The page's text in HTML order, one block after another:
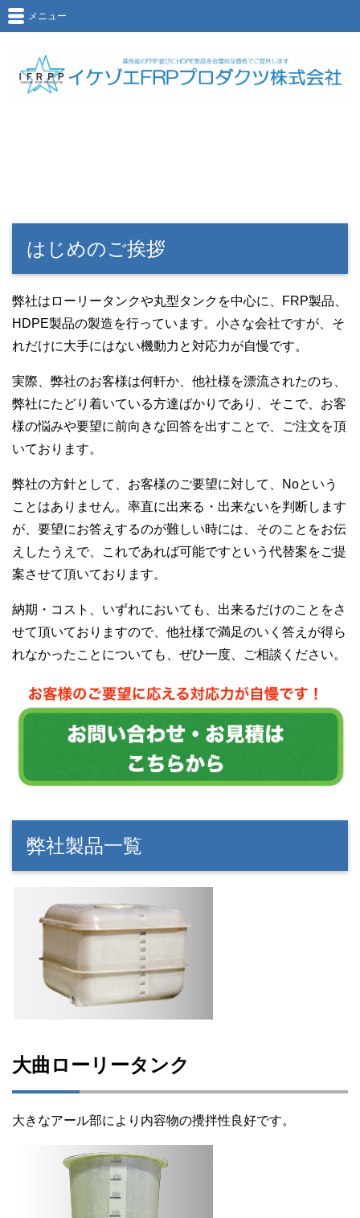
メニュー
はじめのご挨拶
弊社はローリータンクや丸型タンクを中心に、FRP製品、
HDPE製品の製造を行っています。小さな会社ですが、そ
れだけに大手にはない機動力と対応力が自慢です。
実際、弊社のお客様は何軒か、他社様を漂流されたのち、
弊社にたどり着いている方達ばかりであり、そこで、お客
様の悩みや要望に前向きな回答を出すことで、ご注文を頂
いております。
弊社の方針として、お客様のご要望に対して、Noという
ことはありません。率直に出来る・出来ないを判断します
が、要望にお答えするのが難しい時には、そのことをお伝
えしたうえで、これであれば可能ですという代替案をご提
案させて頂いております。
納期・コスト、いずれにおいても、出来るだけのことをさ
せて頂いておりますので、他社様で満足のいく答えが得ら
れなかったことについても、ぜひ一度、ご相談ください。
弊社製品一覧
大曲ローリータンク
大きなアール部により内容物の攪拌性良好です。